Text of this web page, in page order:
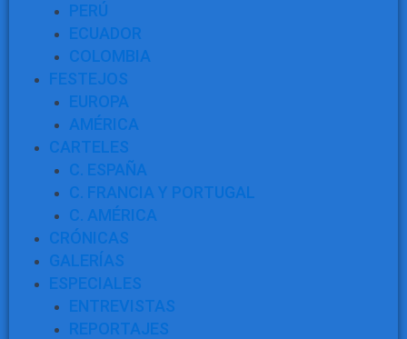
PERÚ
ECUADOR
COLOMBIA
FESTEJOS
EUROPA
AMÉRICA
CARTELES
C. ESPAÑA
C. FRANCIA Y PORTUGAL
C. AMÉRICA
CRÓNICAS
GALERÍAS
ESPECIALES
ENTREVISTAS
REPORTAJES